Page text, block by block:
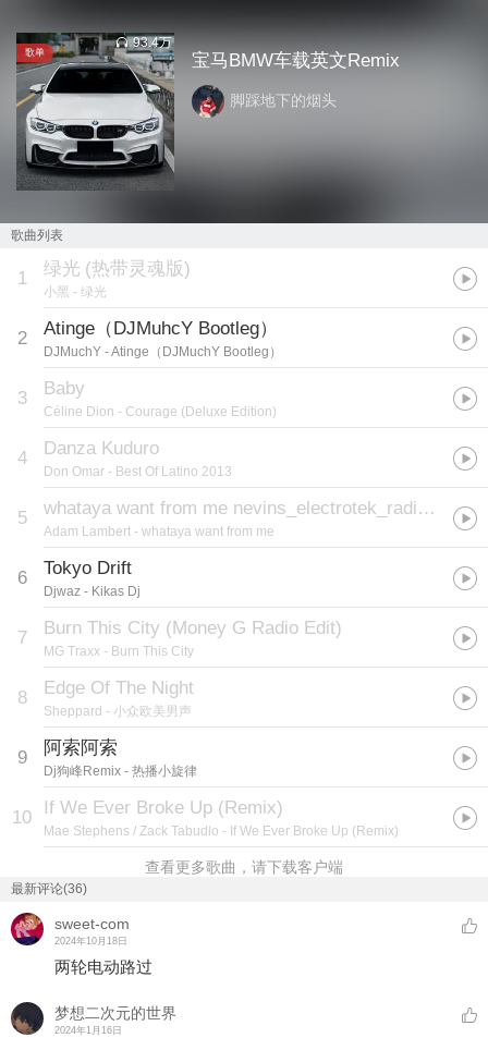
歌单
93.4万
宝马BMW车载英文Remix
脚踩地下的烟头
歌曲列表
1 绿光 (热带灵魂版)
小黑 - 绿光
2 Atinge（DJMuhcY Bootleg）
DJMuchY - Atinge（DJMuchY Bootleg）
3 Baby
Céline Dion - Courage (Deluxe Edition)
4 Danza Kuduro
Don Omar - Best Of Latino 2013
5 whataya want from me nevins_electrotek_radio_edit)
Adam Lambert - whataya want from me
6 Tokyo Drift
Djwaz - Kikas Dj
7 Burn This City (Money G Radio Edit)
MG Traxx - Burn This City
8 Edge Of The Night
Sheppard - 小众欧美男声
9 阿索阿索
Dj狗峰Remix - 热播小旋律
10 If We Ever Broke Up (Remix)
Mae Stephens / Zack Tabudlo - If We Ever Broke Up (Remix)
查看更多歌曲，请下载客户端
最新评论(36)
sweet-com
2024年10月18日
两轮电动路过
梦想二次元的世界
2024年1月16日